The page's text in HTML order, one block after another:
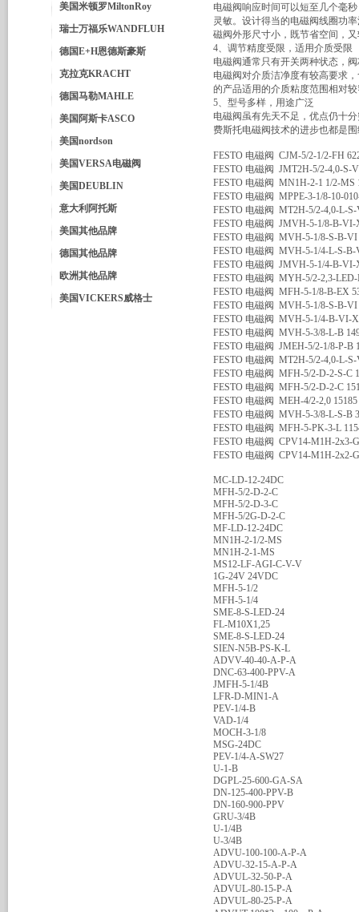
美国米顿罗MiltonRoy
瑞士万福乐WANDFLUH
德国E+H恩德斯豪斯
克拉克KRACHT
德国马勒MAHLE
美国阿斯卡ASCO
美国nordson
美国VERSA电磁阀
美国DEUBLIN
意大利阿托斯
美国其他品牌
德国其他品牌
欧洲其他品牌
美国VICKERS威格士
电磁阀响应时间可以短至几个毫
灵敏。设计得当的电磁阀线圈功
磁阀外形尺寸小，既节省空间，
4、调节精度受限，适用介质受限
电磁阀通常只有开关两种状态，
电磁阀对介质洁净度有较高要求
的产品适用的介质粘度范围相对
5、型号多样，用途广泛
电磁阀虽有先天不足，优点仍十
费斯托电磁阀技术的进步也都是
FESTO 电磁阀 CJM-5/2-1/2-FH
FESTO 电磁阀 JMT2H-5/2-4,0-
FESTO 电磁阀 MN1H-2-1 1/2-MS
FESTO 电磁阀 MPPE-3-1/8-10-
FESTO 电磁阀 MT2H-5/2-4,0-L-
FESTO 电磁阀 JMVH-5-1/8-B-
FESTO 电磁阀 MVH-5-1/8-S-B-
FESTO 电磁阀 MVH-5-1/4-L-S-B-
FESTO 电磁阀 JMVH-5-1/4-B-
FESTO 电磁阀 MYH-5/2-2,3-
FESTO 电磁阀 MFH-5-1/8-B-EX
FESTO 电磁阀 MVH-5-1/8-S-B-
FESTO 电磁阀 MVH-5-1/4-B-VI-
FESTO 电磁阀 MVH-5-3/8-L-B
FESTO 电磁阀 JMEH-5/2-1/8-P-
FESTO 电磁阀 MT2H-5/2-4,0-L-
FESTO 电磁阀 MFH-5/2-D-2-S-C
FESTO 电磁阀 MFH-5/2-D-2-C
FESTO 电磁阀 MEH-4/2-2,0
FESTO 电磁阀 MVH-5-3/8-L-S-B
FESTO 电磁阀 MFH-5-PK-3-L
FESTO 电磁阀 CPV14-M1H-2x3-
FESTO 电磁阀 CPV14-M1H-2x2-
MC-LD-12-24DC
MFH-5/2-D-2-C
MFH-5/2-D-3-C
MFH-5/2G-D-2-C
MF-LD-12-24DC
MN1H-2-1/2-MS
MN1H-2-1-MS
MS12-LF-AGI-C-V-V
1G-24V 24VDC
MFH-5-1/2
MFH-5-1/4
SME-8-S-LED-24
FL-M10X1,25
SME-8-S-LED-24
SIEN-N5B-PS-K-L
ADVV-40-40-A-P-A
DNC-63-400-PPV-A
JMFH-5-1/4B
LFR-D-MIN1-A
PEV-1/4-B
VAD-1/4
MOCH-3-1/8
MSG-24DC
PEV-1/4-A-SW27
U-1-B
DGPL-25-600-GA-SA
DN-125-400-PPV-B
DN-160-900-PPV
GRU-3/4B
U-1/4B
U-3/4B
ADVU-100-100-A-P-A
ADVU-32-15-A-P-A
ADVUL-32-50-P-A
ADVUL-80-15-P-A
ADVUL-80-25-P-A